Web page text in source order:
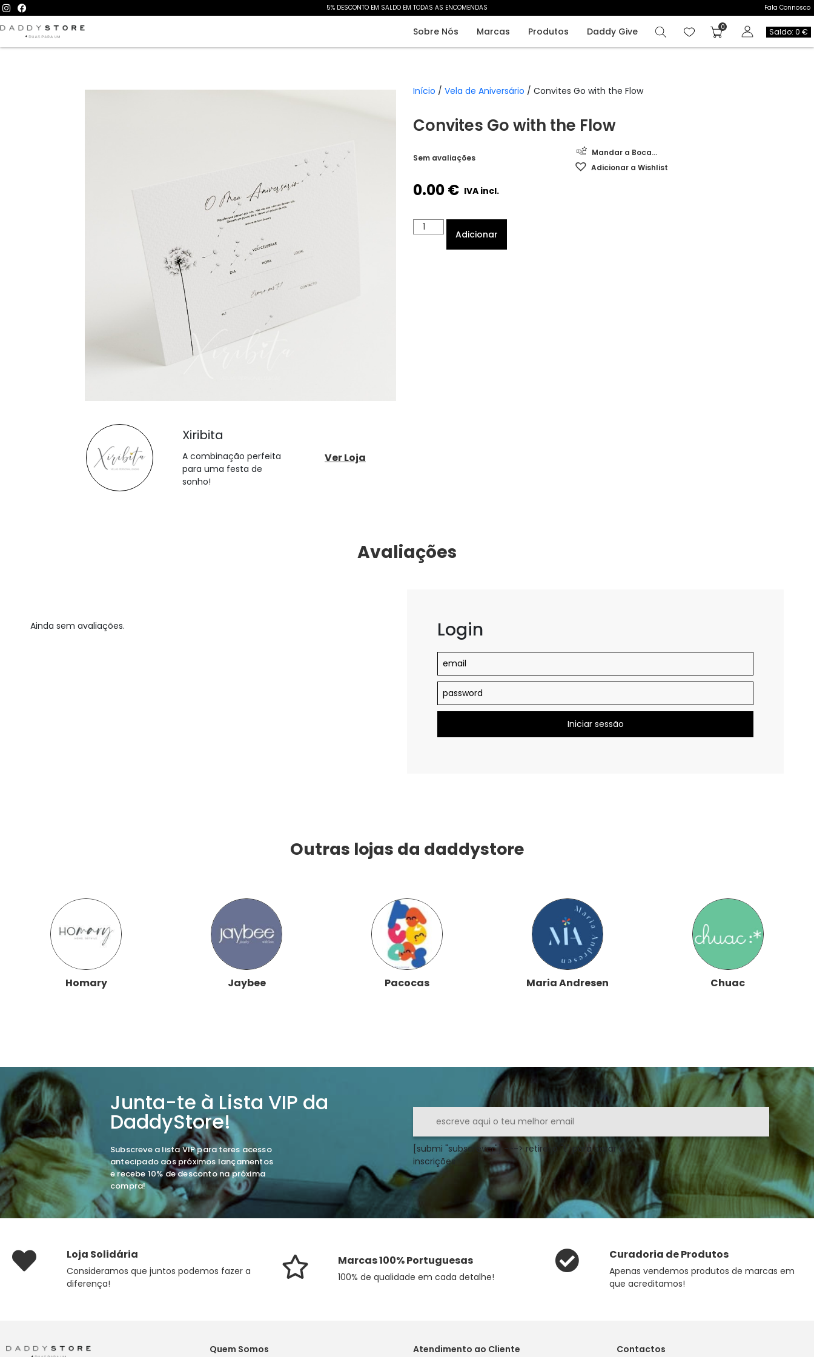
5% DESCONTO EM SALDO EM TODAS AS ENCOMENDAS​ Fala Connosco
Sobre Nós Marcas Produtos Daddy Give Saldo: 0 €
Xiribita
A combinação perfeita
para uma festa de
sonho!
Ver Loja
Início / Vela de Aniversário / Convites Go with the Flow
Convites Go with the Flow
Sem avaliações
Mandar a Boca...
Adicionar a Wishlist
0.00€ IVA incl.
Adicionar
Avaliações
Ainda sem avaliações. Login
Outras lojas da daddystore
Homary Jaybee Pacocas Maria Andresen Chuac
Junta-te à Lista VIP da
DaddyStore!
Subscreve a lista VIP para teres acesso
antecipado aos próximos lançamentos
e recebe 10% de desconto na próxima
compra!
[submi "subscrever"] ---> retirei o "t" para parar a
inscrições
Loja Solidária
Consideramos que juntos podemos fazer a
diferença!
Marcas 100% Portuguesas
100% de qualidade em cada detalhe!
Curadoria de Produtos
Apenas vendemos produtos de marcas em
que acreditamos!
Quem Somos Atendimento ao Cliente Contactos